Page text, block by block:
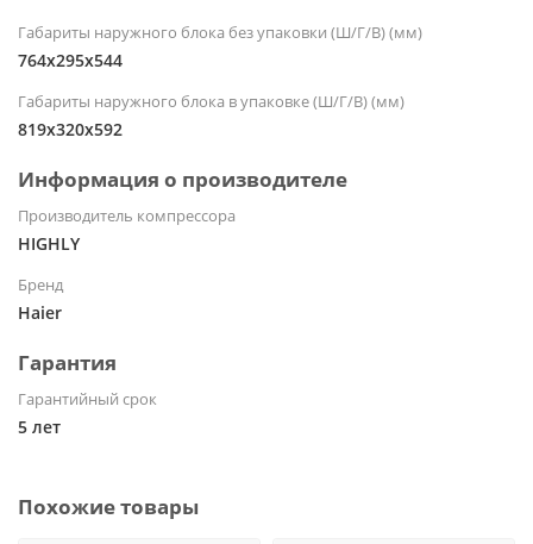
Габариты наружного блока без упаковки (Ш/Г/В) (мм)
764х295х544
Габариты наружного блока в упаковке (Ш/Г/В) (мм)
819х320х592
Информация о производителе
Производитель компрессора
HIGHLY
Бренд
Haier
Гарантия
Гарантийный срок
5 лет
Похожие товары